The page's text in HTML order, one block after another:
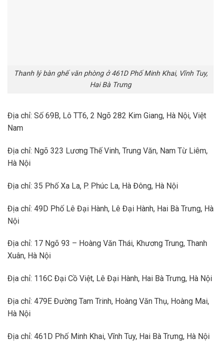
Thanh lý bàn ghế văn phòng ở 461D Phố Minh Khai, Vĩnh Tuy,
Hai Bà Trưng
Địa chỉ: Số 69B, Lô TT6, 2 Ngõ 282 Kim Giang, Hà Nội, Việt
Nam
Địa chỉ: Ngõ 323 Lương Thế Vinh, Trung Văn, Nam Từ Liêm,
Hà Nội
Địa chỉ: 35 Phố Xa La, P. Phúc La, Hà Đông, Hà Nội
Địa chỉ: 49D Phố Lê Đại Hành, Lê Đại Hành, Hai Bà Trưng, Hà
Nội
Địa chỉ: 17 Ngõ 93 – Hoàng Văn Thái, Khương Trung, Thanh
Xuân, Hà Nội
Địa chỉ: 116C Đại Cồ Việt, Lê Đại Hành, Hai Bà Trưng, Hà Nội
Địa chỉ: 479E Đường Tam Trinh, Hoàng Văn Thụ, Hoàng Mai,
Hà Nội
Địa chỉ: 461D Phố Minh Khai, Vĩnh Tuy, Hai Bà Trưng, Hà Nội